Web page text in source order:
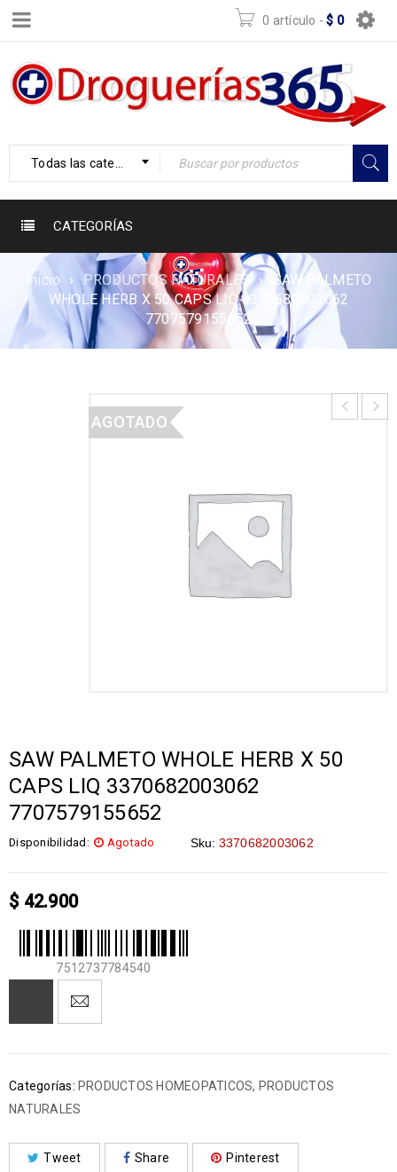
0 artículo - $ 0
Todas las categorías
CATEGORÍAS
Inicio › PRODUCTOS NATURALES ›
SAW PALMETO
WHOLE HERB X 50 CAPS LIQ 3370682003062
7707579155652
AGOTADO
SAW PALMETO WHOLE HERB X 50
CAPS LIQ 3370682003062
7707579155652
Disponibilidad: Agotado Sku: 3370682003062
$42.900
7512737784540
Categorías: PRODUCTOS HOMEOPATICOS, PRODUCTOS
NATURALES
Tweet Share Pinterest